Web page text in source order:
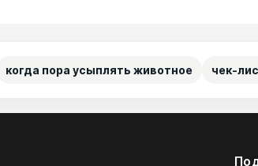
когда пора усыплять животное чек-